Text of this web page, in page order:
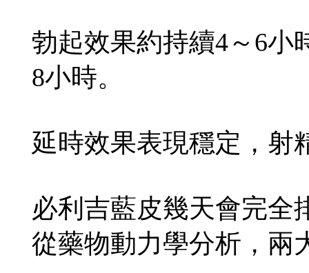
勃起效果約持續4～6小
8小時。
延時效果表現穩定，射
必利吉藍皮幾天會完全
從藥物動力學分析，兩